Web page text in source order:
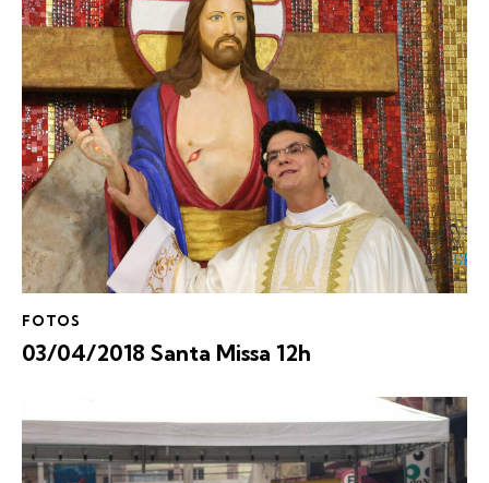
FOTOS
03/04/2018 Santa Missa 12h